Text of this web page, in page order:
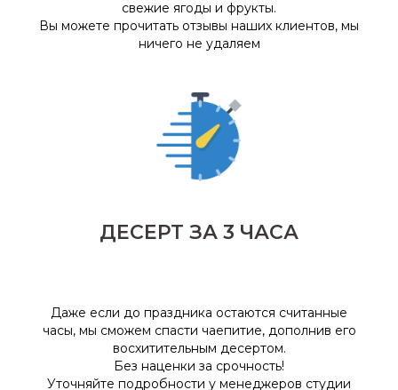
свежие ягоды и фрукты.
Вы можете прочитать отзывы наших клиентов, мы
ничего не удаляем
ДЕСЕРТ ЗА 3 ЧАСА
Даже если до праздника остаются считанные
часы, мы сможем спасти чаепитие, дополнив его
восхитительным десертом.
Без наценки за срочность!
Уточняйте подробности у менеджеров студии